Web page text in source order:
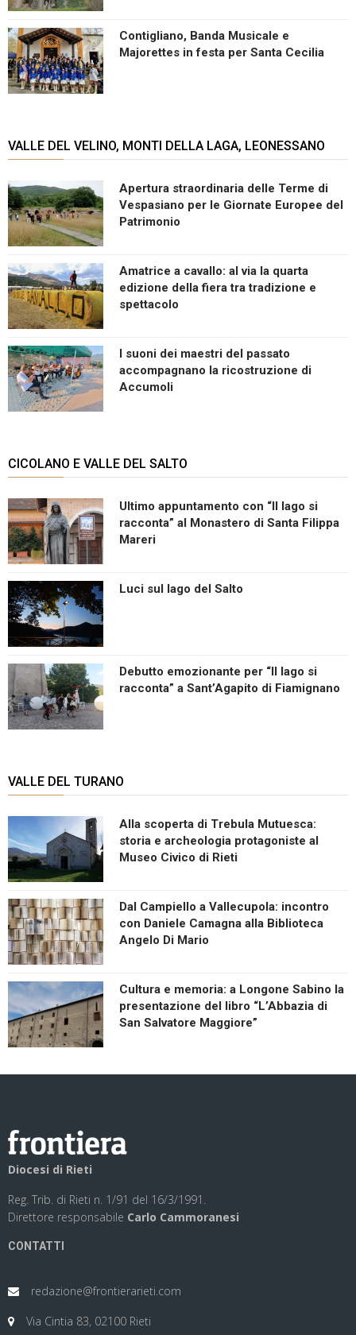
Contigliano, Banda Musicale e
Majorettes in festa per Santa Cecilia
VALLE DEL VELINO, MONTI DELLA LAGA, LEONESSANO
Apertura straordinaria delle Terme di
Vespasiano per le Giornate Europee del
Patrimonio
Amatrice a cavallo: al via la quarta
edizione della fiera tra tradizione e
spettacolo
I suoni dei maestri del passato
accompagnano la ricostruzione di
Accumoli
CICOLANO E VALLE DEL SALTO
Ultimo appuntamento con “Il lago si
racconta” al Monastero di Santa Filippa
Mareri
Luci sul lago del Salto
Debutto emozionante per “Il lago si
racconta” a Sant’Agapito di Fiamignano
VALLE DEL TURANO
Alla scoperta di Trebula Mutuesca:
storia e archeologia protagoniste al
Museo Civico di Rieti
Dal Campiello a Vallecupola: incontro
con Daniele Camagna alla Biblioteca
Angelo Di Mario
Cultura e memoria: a Longone Sabino la
presentazione del libro “L’Abbazia di
San Salvatore Maggiore”
Diocesi di Rieti
Reg. Trib. di Rieti n. 1/91 del 16/3/1991.
Direttore responsabile Carlo Cammoranesi
CONTATTI
redazione@frontierarieti.com
Via Cintia 83, 02100 Rieti